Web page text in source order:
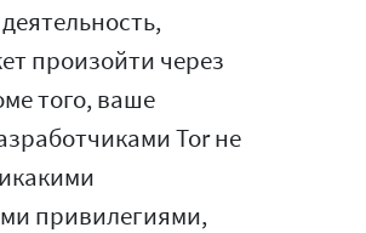
произойти через
того, ваше
Tor не
привилегиями,